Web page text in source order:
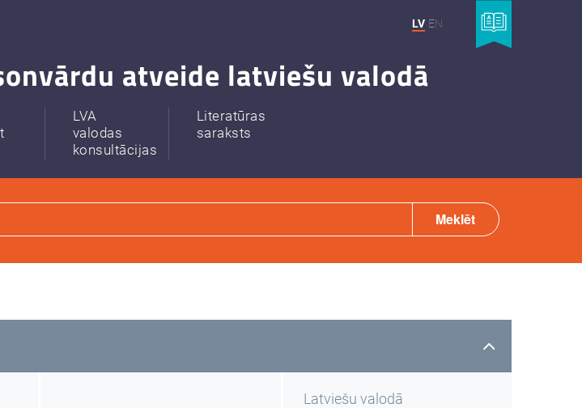
LV EN
atveide latviešu valodā
LVA
valodas
konsultācijas
Literatūras
saraksts
Meklēt
Latviešu valodā